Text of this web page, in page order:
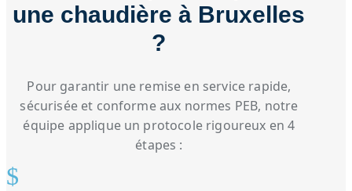
une chaudière à Bruxelles
?
Pour garantir une remise en service rapide,
sécurisée et conforme aux normes PEB, notre
équipe applique un protocole rigoureux en 4
étapes :
$